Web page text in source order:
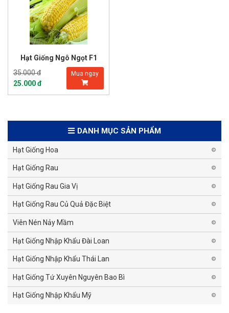
Hạt Giống Ngô Ngọt F1
35.000 đ
25.000 đ
Mua ngay
DANH MỤC SẢN PHẨM
Hạt Giống Hoa
Hạt Giống Rau
Hạt Giống Rau Gia Vị
Hạt Giống Rau Củ Quả Đặc Biệt
Viên Nén Nảy Mầm
Hạt Giống Nhập Khẩu Đài Loan
Hạt Giống Nhập Khẩu Thái Lan
Hạt Giống Tứ Xuyên Nguyên Bao Bì
Hạt Giống Nhập Khẩu Mỹ